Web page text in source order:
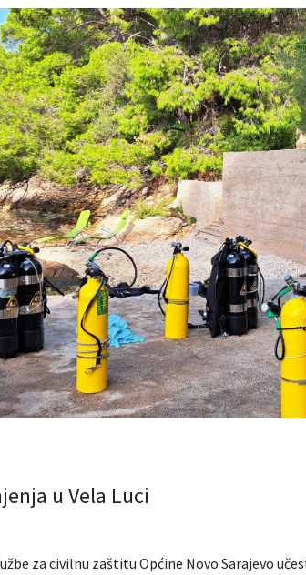
u Vela Luci
za civilnu zaštitu Općine Novo Sarajevo